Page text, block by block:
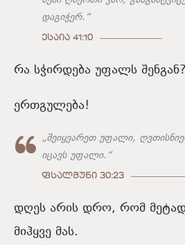
დაგიჭერ.“
ᲔᲡᲐᲘᲐ 41:10
რა სჭირდება უფალს
ერთგულება!
„შეიყვარეთ უფალი,
იცავს უფალი.“
ᲤᲡᲐᲚᲛᲣᲜᲘ 30:23
დღეს არის დრო, რომ
მიჰყვე მას.